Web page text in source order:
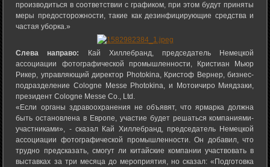
производиться в соответствии с графиком, при этом будут приняты
меры предосторожности, такие как дезинфицирующие средства и
частая уборка.»
Слева направо:
Кай Хиллебранд, председатель Немецкой
ассоциации фотографической промышленности, Кристиан Мьюр
Рикер, управляющий директор Photokina, Кристоф Вернер, бизнес-
подразделение Cologne Messe Photokina, и Мотоичиро Миядзаки,
президент Cologne Messe Co., Ltd.
«Если органы здравоохранения не объявят, что ярмарка должна
быть остановлена ​​в Европе, участие будет решаться компаниями-
участниками», - сказал Кай Хиллебранд, председатель Немецкой
ассоциации фотографической промышленности. Он добавил, что
трудно предсказать, смогут ли китайские компании участвовать в
выставках за три месяца до мероприятия, но сказал: «Подготовка